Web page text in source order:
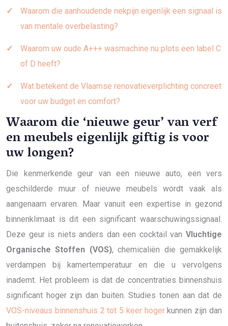
Waarom die aanhoudende nekpijn eigenlijk een signaal is
van mentale overbelasting?
Waarom uw oude A+++ wasmachine nu plots een label C
of D heeft?
Wat betekent de Vlaamse renovatieverplichting concreet
voor uw budget en comfort?
Waarom die ‘nieuwe geur’ van verf
en meubels eigenlijk giftig is voor
uw longen?
Die kenmerkende geur van een nieuwe auto, een vers
geschilderde muur of nieuwe meubels wordt vaak als
aangenaam ervaren. Maar vanuit een expertise in gezond
binnenklimaat is dit een significant waarschuwingssignaal.
Deze geur is niets anders dan een cocktail van Vluchtige
Organische Stoffen (VOS), chemicaliën die gemakkelijk
verdampen bij kamertemperatuur en die u vervolgens
inademt. Het probleem is dat de concentraties binnenshuis
significant hoger zijn dan buiten. Studies tonen aan dat de
VOS-niveaus binnenshuis 2 tot 5 keer hogerkunnen zijn dan